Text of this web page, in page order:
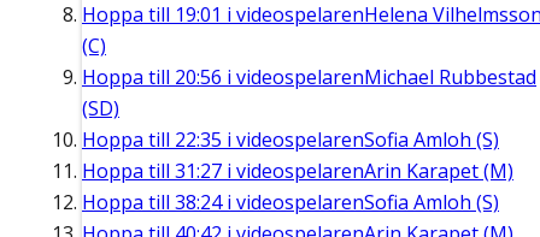
Hoppa till 19:01 i videospelarenHelena
(C)
Hoppa till 20:56 i videospelarenMichael Rubbestad
(SD)
Hoppa till 22:35 i videospelarenSofia Amloh (S)
Hoppa till 31:27 i videospelarenArin Karapet (M)
Hoppa till 38:24i videospelarenSofia Amloh (S)